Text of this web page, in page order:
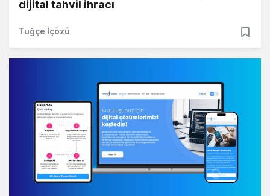
dijital tahvil ihracı
Tuğçe İçözü